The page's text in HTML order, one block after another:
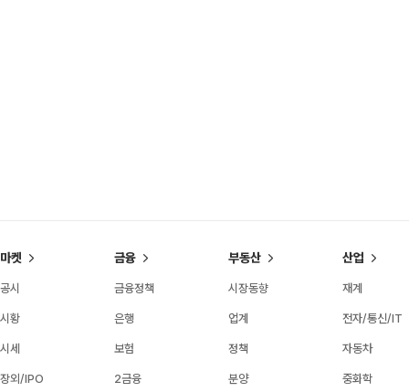
마켓
공시
시황
시세
장외/IPO
금융
금융정책
은행
보험
2금융
부동산
시장동향
업계
정책
분양
산업
재계
전자/통신/IT
자동차
중화학